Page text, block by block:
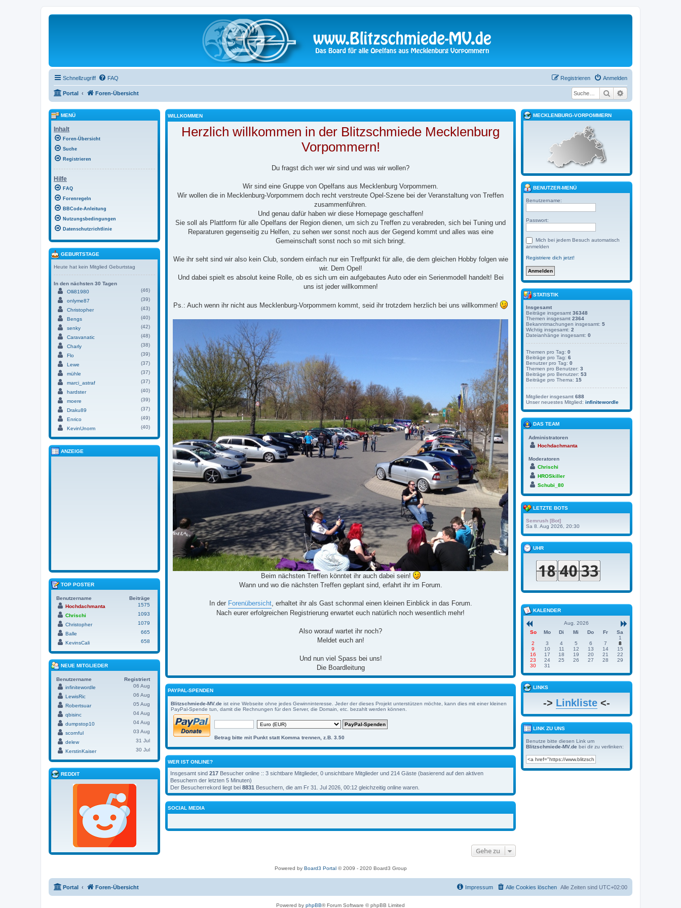
Schnellzugriff FAQ Anmelden
Registrieren
Portal Foren-Übersicht Suche
WILLKOMMEN
Herzlich willkommen in der Blitzschmiede Mecklenburg
Vorpommern!
Du fragst dich wer wir sind und was wir wollen?
Wir sind eine Gruppe von Opelfans aus Mecklenburg Vorpommern.
Wir wollen die in Mecklenburg-Vorpommern doch recht verstreute Opel-Szene bei der Veranstaltung von Treffen
zusammenführen.
Und genau dafür haben wir diese Homepage geschaffen!
Sie soll als Plattform für alle Opelfans der Region dienen, um sich zu Treffen zu verabreden, sich bei Tuning und
Reparaturen gegenseitig zu Helfen, zu sehen wer sonst noch aus der Gegend kommt und alles was eine
Gemeinschaft sonst noch so mit sich bringt.
Wie ihr seht sind wir also kein Club, sondern einfach nur ein Treffpunkt für alle, die dem gleichen Hobby folgen wie
wir. Dem Opel!
Und dabei spielt es absolut keine Rolle, ob es sich um ein aufgebautes Auto oder ein Serienmodell handelt! Bei
uns ist jeder willkommen!
Ps.: Auch wenn ihr nicht aus Mecklenburg-Vorpommern kommt, seid ihr trotzdem herzlich bei uns willkommen!
Beim nächsten Treffen könntet ihr auch dabei sein!
Wann und wo die nächsten Treffen geplant sind, erfahrt ihr im Forum.
In der Forenübersicht, erhaltet ihr als Gast schonmal einen kleinen Einblick in das Forum.
Nach eurer erfolgreichen Registrierung erwartet euch natürlich noch wesentlich mehr!
Also worauf wartet ihr noch?
Meldet euch an!
Und nun viel Spass bei uns!
Die Boardleitung
PAYPAL-SPENDEN
Blitzschmiede-MV.de ist eine Webseite ohne jedes Gewinninteresse. Jeder der dieses Projekt unterstützen möchte, kann dies mit einer kleinen
PayPal-Spende tun, damit die Rechnungen für den Server, die Domain, etc. bezahlt werden können.
Betrag bitte mit Punkt statt Komma trennen, z.B. 3.50
WER IST ONLINE?
Insgesamt sind 217 Besucher online :: 3 sichtbare Mitglieder, 0 unsichtbare Mitglieder und 214 Gäste (basierend auf den aktiven
Besuchern der letzten 5 Minuten)
Der Besucherrekord liegt bei 8831 Besuchern, die am Fr 31. Jul 2026, 00:12 gleichzeitig online waren.
SOCIAL MEDIA
Gehe zu
MENÜ
Inhalt
Foren-Übersicht
Suche
Registrieren
Hilfe
FAQ
Forenregeln
BBCode-Anleitung
Nutzungsbedingungen
Datenschutzrichtlinie
GEBURTSTAGE
Heute hat kein Mitglied Geburtstag
In den nächsten 30 Tagen
Olli81980
(46)
onlyme87
(39)
Christopher
(43)
Bengs
(40)
senky
(42)
Caravanatic
(48)
Charly
(38)
Flo
(39)
Lewe
(37)
mühle
(37)
marci_astraf
(37)
hardster
(40)
moere
(39)
Draku89
(37)
Enrico
(49)
KevinUnorm
(40)
ANZEIGE
TOP POSTER
Benutzername
Beiträge
Hochdachmanta
1575
Chrischi
1093
Christopher
1079
Balle
665
KevinsCali
658
NEUE MITGLIEDER
Benutzername
Registriert
infinitewordle
06 Aug
LewisRic
06 Aug
Robertsuar
05 Aug
qbisinc
04 Aug
dumpstop10
04 Aug
scornful
03 Aug
delew
31 Jul
KerstinKaiser
30 Jul
REDDIT
MECKLENBURG-VORPOMMERN
BENUTZER-MENÜ
Benutzername:
Passwort:
Mich bei jedem Besuch automatisch
anmelden
Registriere dich jetzt!
STATISTIK
Insgesamt
Beiträge insgesamt 36348
Themen insgesamt 2364
Bekanntmachungen insgesamt: 5
Wichtig insgesamt: 2
Dateianhänge insgesamt: 0
Themen pro Tag: 0
Beiträge pro Tag: 6
Benutzer pro Tag: 0
Themen pro Benutzer: 3
Beiträge pro Benutzer: 53
Beiträge pro Thema: 15
Mitglieder insgesamt 688
Unser neuestes Mitglied: infinitewordle
DAS TEAM
Administratoren
Hochdachmanta
Moderatoren
Chrischi
HROSkiller
Schubi_80
LETZTE BOTS
Semrush [Bot]
Sa 8. Aug 2026, 20:30
UHR
KALENDER
Aug. 2026
So
Mo Di Mi Do Fr
Sa
1
2
3 4 5 6 7
8
9
10 11 12 13 14
15
16
17 18 19 20 21
22
23
24 25 26 27 28
29
30
31
LINKS
-> Linkliste <-
LINK ZU UNS
Benutze bitte diesen Link um
Blitzschmiede-MV.de bei dir zu verlinken:
Powered by Board3 Portal© 2009 - 2020 Board3 Group
Portal Foren-Übersicht Alle Zeiten sind UTC+02:00
Alle Cookies löschen
Impressum
Powered by phpBB® Forum Software © phpBB Limited